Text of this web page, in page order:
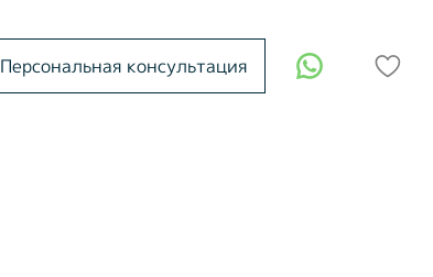
Персональная консультация